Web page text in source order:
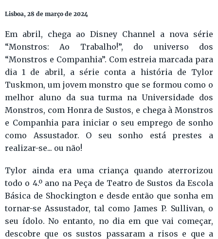
Lisboa, 28 de março de 2024
Em abril, chega ao Disney Channel a nova série
“Monstros: Ao Trabalho!”, do universo dos
“Monstros e Companhia”. Com estreia marcada para
dia 1 de abril, a série conta a história de Tylor
Tuskmon, um jovem monstro que se formou como o
melhor aluno da sua turma na Universidade dos
Monstros, com Honra de Sustos, e chega à Monstros
e Companhia para iniciar o seu emprego de sonho
como Assustador. O seu sonho está prestes a
realizar-se... ou não!
Tylor ainda era uma criança quando aterrorizou
todo o 4.º ano na Peça de Teatro de Sustos da Escola
Básica de Shockington e desde então que sonha em
tornar-se Assustador, tal como James P. Sullivan, o
seu ídolo. No entanto, no dia em que vai começar,
descobre que os sustos passaram a risos e que a